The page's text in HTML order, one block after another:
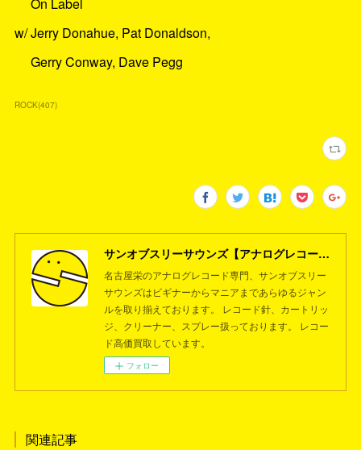
On Label
w/ Jerry Donahue, Pat Donaldson,
Gerry Conway, Dave Pegg
ROCK(407)
サンオブスリーサウンズ【アナログレコード専門店】名古屋栄
名古屋栄のアナログレコード専門、サンオブスリー
サウンズはビギナーからマニアまであらゆるジャン
ルを取り揃えております。 レコード針、カートリッ
ジ、クリーナー、スプレー扱っております。 レコー
ド高価買取しています。
フォロー
関連記事